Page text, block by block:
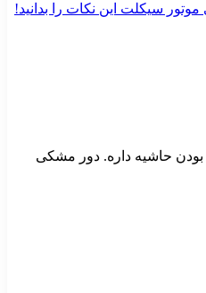
سیکلت این نکات را بدانید!
حاشیه داره. دور مشکی